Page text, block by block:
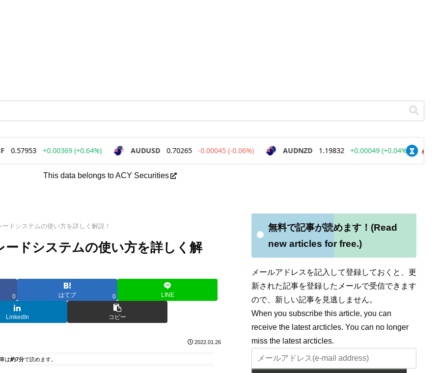
This data belongs to ACY Securities
ドシステムの使い方を詳しく解説！
ドシステムの使い方を詳しく解
0 はてブ 0 LINE
LinkedIn コピー
2022.01.26
は約7分で読めます。
無料で記事が読めます！(Read
new articles for free.)
メールアドレスを記入して登録しておくと、更
新された記事を登録したメールで受信できます
ので、新しい記事を見逃しません。
When you subscribe this article, you can
receive the latest arcticles. You can no longer
miss the latest arcticles.